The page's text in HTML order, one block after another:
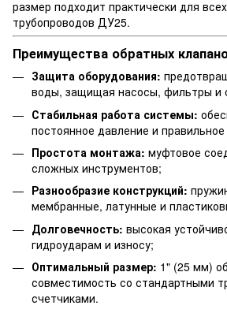
размер подходит практически для
трубопроводов ДУ25.
Преимущества обратных
Защита оборудования:
воды, защищая насосы, фильтры и
Стабильная работа системы:
постоянное давление и
Простота монтажа: муфтовое
сложных инструментов;
Разнообразие конструкций:
мембранные, латунные и
Долговечность: высокая
гидроударам и износу;
Оптимальный размер: 1" (25 мм)
совместимость со стандартными
счетчиками.